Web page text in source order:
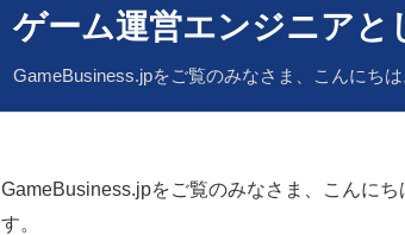
ゲーム運営エンジニアと
GameBusiness.jpをご覧のみなさま、こんにち
GameBusiness.jpをご覧のみなさま、こんに
す。